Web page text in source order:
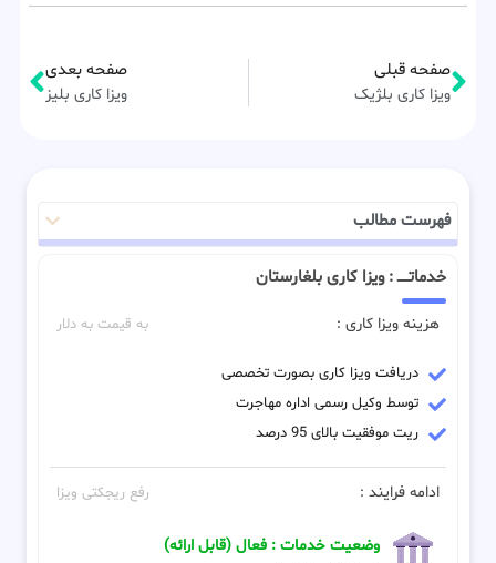
صفحه قبلی
ویزا کاری بلژیک
صفحه بعدی
ویزا کاری بلیز
فهرست مطالب
خدماتـــــ : ویزا کاری بلغارستان
هزینه ویزا کاری : به قیمت به دلار
دریافت ویزا کاری بصورت تخصصی
توسط وکیل رسمی اداره مهاجرت
ریت موفقیت بالای 95 درصد
ادامه فرایند : رفع ریجکتی ویزا
وضعیت خدمات : فعال (قابل ارائه)